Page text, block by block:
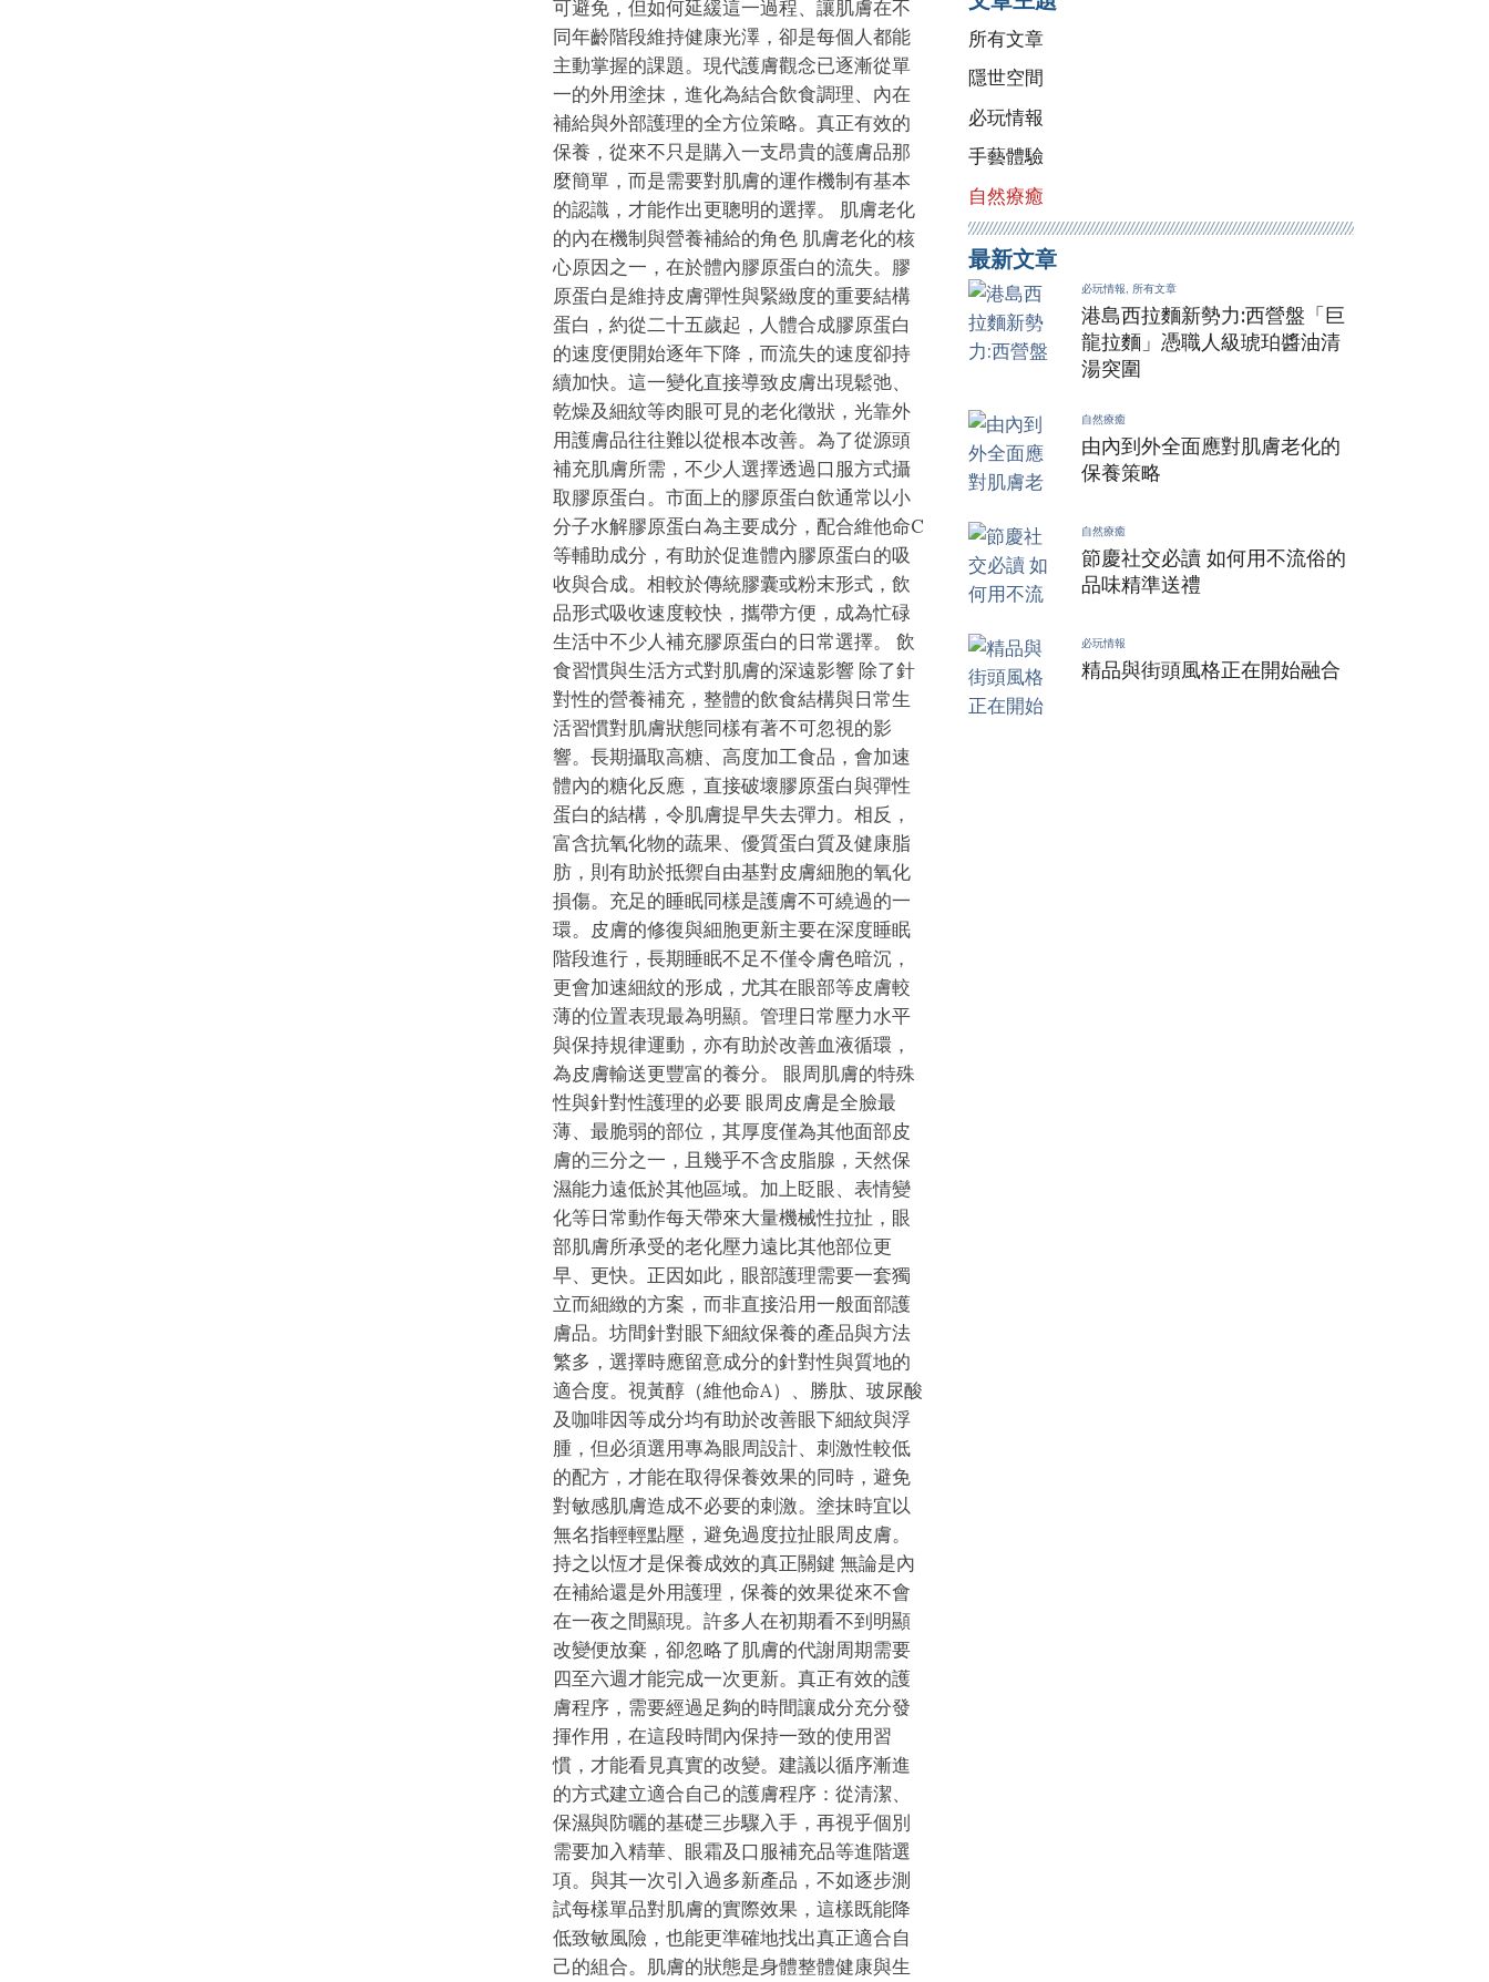
可避免，但如何延緩這一過程、讓肌膚在不
同年齡階段維持健康光澤，卻是每個人都能
主動掌握的課題。現代護膚觀念已逐漸從單
一的外用塗抹，進化為結合飲食調理、內在
補給與外部護理的全方位策略。真正有效的
保養，從來不只是購入一支昂貴的護膚品那
麼簡單，而是需要對肌膚的運作機制有基本
的認識，才能作出更聰明的選擇。 肌膚老化
的內在機制與營養補給的角色 肌膚老化的核
心原因之一，在於體內膠原蛋白的流失。膠
原蛋白是維持皮膚彈性與緊緻度的重要結構
蛋白，約從二十五歲起，人體合成膠原蛋白
的速度便開始逐年下降，而流失的速度卻持
續加快。這一變化直接導致皮膚出現鬆弛、
乾燥及細紋等肉眼可見的老化徵狀，光靠外
用護膚品往往難以從根本改善。為了從源頭
補充肌膚所需，不少人選擇透過口服方式攝
取膠原蛋白。市面上的膠原蛋白飲通常以小
分子水解膠原蛋白為主要成分，配合維他命C
等輔助成分，有助於促進體內膠原蛋白的吸
收與合成。相較於傳統膠囊或粉末形式，飲
品形式吸收速度較快，攜帶方便，成為忙碌
生活中不少人補充膠原蛋白的日常選擇。 飲
食習慣與生活方式對肌膚的深遠影響 除了針
對性的營養補充，整體的飲食結構與日常生
活習慣對肌膚狀態同樣有著不可忽視的影
響。長期攝取高糖、高度加工食品，會加速
體內的糖化反應，直接破壞膠原蛋白與彈性
蛋白的結構，令肌膚提早失去彈力。相反，
富含抗氧化物的蔬果、優質蛋白質及健康脂
肪，則有助於抵禦自由基對皮膚細胞的氧化
損傷。充足的睡眠同樣是護膚不可繞過的一
環。皮膚的修復與細胞更新主要在深度睡眠
階段進行，長期睡眠不足不僅令膚色暗沉，
更會加速細紋的形成，尤其在眼部等皮膚較
薄的位置表現最為明顯。管理日常壓力水平
與保持規律運動，亦有助於改善血液循環，
為皮膚輸送更豐富的養分。 眼周肌膚的特殊
性與針對性護理的必要 眼周皮膚是全臉最
薄、最脆弱的部位，其厚度僅為其他面部皮
膚的三分之一，且幾乎不含皮脂腺，天然保
濕能力遠低於其他區域。加上眨眼、表情變
化等日常動作每天帶來大量機械性拉扯，眼
部肌膚所承受的老化壓力遠比其他部位更
早、更快。正因如此，眼部護理需要一套獨
立而細緻的方案，而非直接沿用一般面部護
膚品。坊間針對眼下細紋保養的產品與方法
繁多，選擇時應留意成分的針對性與質地的
適合度。視黃醇（維他命A）、勝肽、玻尿酸
及咖啡因等成分均有助於改善眼下細紋與浮
腫，但必須選用專為眼周設計、刺激性較低
的配方，才能在取得保養效果的同時，避免
對敏感肌膚造成不必要的刺激。塗抹時宜以
無名指輕輕點壓，避免過度拉扯眼周皮膚。
持之以恆才是保養成效的真正關鍵 無論是內
在補給還是外用護理，保養的效果從來不會
在一夜之間顯現。許多人在初期看不到明顯
改變便放棄，卻忽略了肌膚的代謝周期需要
四至六週才能完成一次更新。真正有效的護
膚程序，需要經過足夠的時間讓成分充分發
揮作用，在這段時間內保持一致的使用習
慣，才能看見真實的改變。建議以循序漸進
的方式建立適合自己的護膚程序：從清潔、
保濕與防曬的基礎三步驟入手，再視乎個別
需要加入精華、眼霜及口服補充品等進階選
項。與其一次引入過多新產品，不如逐步測
試每樣單品對肌膚的實際效果，這樣既能降
低致敏風險，也能更準確地找出真正適合自
己的組合。肌膚的狀態是身體整體健康與生
所有文章
隱世空間
必玩情報
手藝體驗
自然療癒
最新文章
必玩情報, 所有文章
港島西拉麵新勢力:西營盤「巨
龍拉麵」憑職人級琥珀醬油清
湯突圍
自然療癒
由內到外全面應對肌膚老化的
保養策略
自然療癒
節慶社交必讀 如何用不流俗的
品味精準送禮
必玩情報
精品與街頭風格正在開始融合